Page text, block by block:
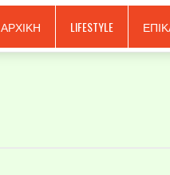
ΑΡΧΙΚΗ LIFESTYLE